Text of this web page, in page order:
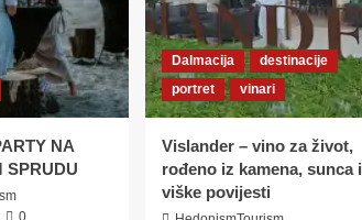
NA
SPRUDU
0
Dalmacija
destinacije
portret
vinari
Vislander – vino za život,
rođeno iz kamena, sunca i
viške povijesti